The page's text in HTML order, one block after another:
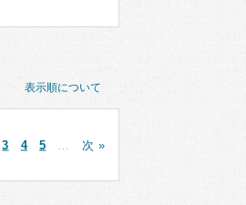
表示順について
3 4 5 次 »